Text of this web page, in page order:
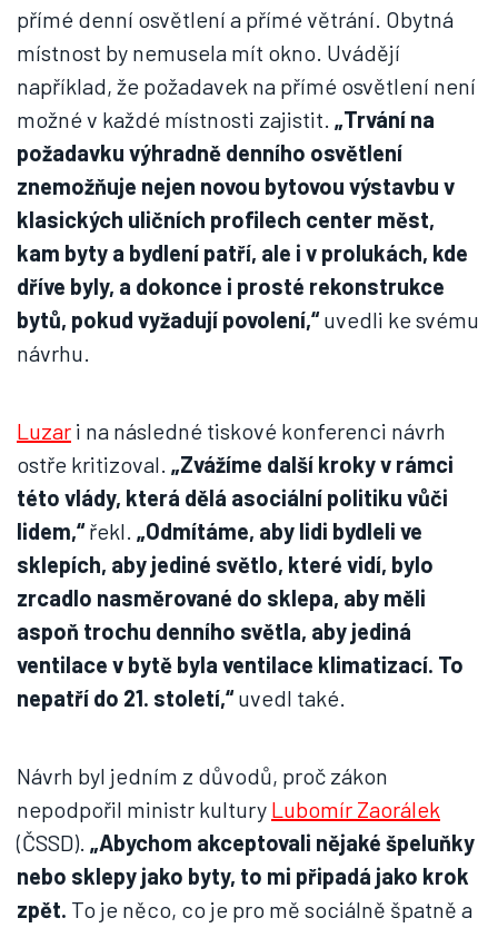
přímé denní osvětlení a přímé větrání. Obytná
místnost by nemusela mít okno. Uvádějí
například, že požadavek na přímé osvětlení není
možné v každé místnosti zajistit. „Trvání na
požadavku výhradně denního osvětlení
znemožňuje nejen novou bytovou výstavbu v
klasických uličních profilech center měst,
kam byty a bydlení patří, ale i v prolukách, kde
dříve byly, a dokonce i prosté rekonstrukce
bytů, pokud vyžadují povolení,“uvedli ke svému
návrhu.
Luzar i na následné tiskové konferenci návrh
ostře kritizoval. „Zvážíme další kroky v rámci
této vlády, která dělá asociální politiku vůči
lidem,“řekl. „Odmítáme, aby lidi bydleli ve
sklepích, aby jediné světlo, které vidí, bylo
zrcadlo nasměrované do sklepa, aby měli
aspoň trochu denního světla, aby jediná
ventilace v bytě byla ventilace klimatizací. To
nepatří do 21. století,“uvedl také.
Návrh byl jedním z důvodů, proč zákon
nepodpořil ministr kultury Lubomír Zaorálek
(ČSSD). „Abychom akceptovali nějaké špeluňky
nebo sklepy jako byty, to mi připadá jako krok
zpět. To je něco, co je pro mě sociálně špatně a